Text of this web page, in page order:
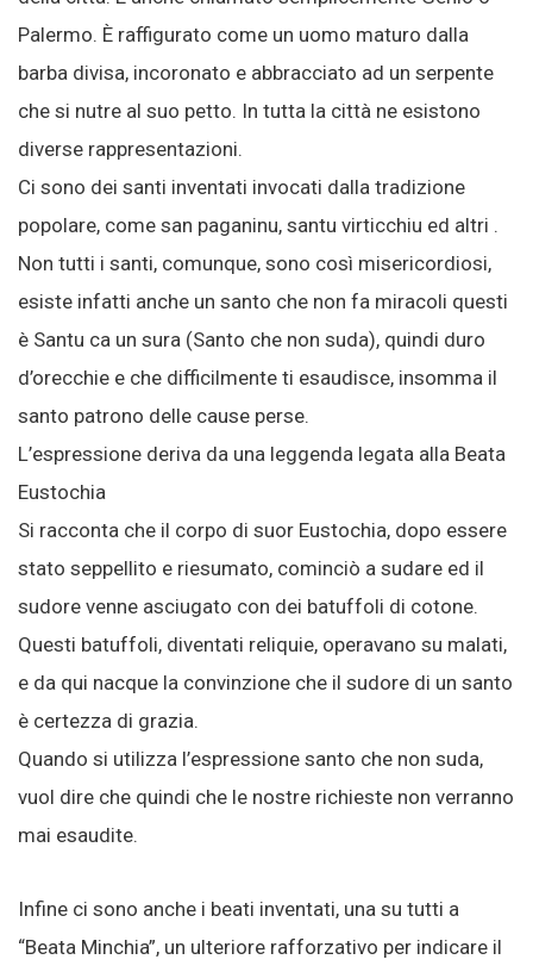
Palermo. È raffigurato come un uomo maturo dalla
barba divisa, incoronato e abbracciato ad un serpente
che si nutre al suo petto. In tutta la città ne esistono
diverse rappresentazioni.
Ci sono dei santi inventati invocati dalla tradizione
popolare, come san paganinu, santu virticchiu ed altri .
Non tutti i santi, comunque, sono così misericordiosi,
esiste infatti anche un santo che non fa miracoli questi
è Santu ca un sura (Santo che non suda), quindi duro
d’orecchie e che difficilmente ti esaudisce, insomma il
santo patrono delle cause perse.
L’espressione deriva da una leggenda legata alla Beata
Eustochia
Si racconta che il corpo di suor Eustochia, dopo essere
stato seppellito e riesumato, cominciò a sudare ed il
sudore venne asciugato con dei batuffoli di cotone.
Questi batuffoli, diventati reliquie, operavano su malati,
e da qui nacque la convinzione che il sudore di un santo
è certezza di grazia.
Quando si utilizza l’espressione santo che non suda,
vuol dire che quindi che le nostre richieste non verranno
mai esaudite.
Infine ci sono anche i beati inventati, una su tutti a
“Beata Minchia”, un ulteriore rafforzativo per indicare il